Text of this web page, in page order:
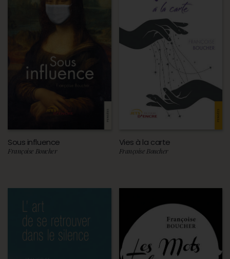
Sous influence
Françoise Boucher
Vies à la carte
Françoise Boucher